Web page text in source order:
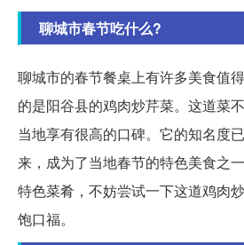
聊城市春节吃什么?
聊城市的春节餐桌上有许多美食值
的是阳谷县的鸡肉炒芹菜。这道菜
当地享有很高的口碑。它的知名度
来，成为了当地春节的特色美食之
特色菜肴，不妨尝试一下这道鸡肉
饱口福。